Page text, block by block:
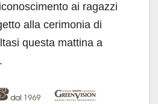
ai ragazzi
alla cerimonia di
questa mattina a
.